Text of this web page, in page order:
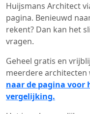
Huijsmans Architect
pagina. Benieuwd
rekent? Dan kan het
vragen.
Geheel gratis en
meerdere
naar de pagina voor
vergelijking.